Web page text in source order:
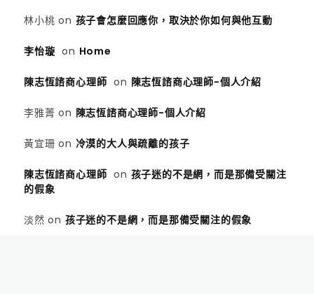
林小桃 on 孩子會怎麼回應你，取決於你如何與他互動
李怡璇 on Home
陳志恆諮商心理師 on 陳志恆諮商心理師-個人介紹
李雅菁 on 陳志恆諮商心理師-個人介紹
黃宜珊 on 冷漠的大人與疏離的孩子
陳志恆諮商心理師 on 孩子迷的不是網，而是那備受關注
的假象
淡然 on 孩子迷的不是網，而是那備受關注的假象